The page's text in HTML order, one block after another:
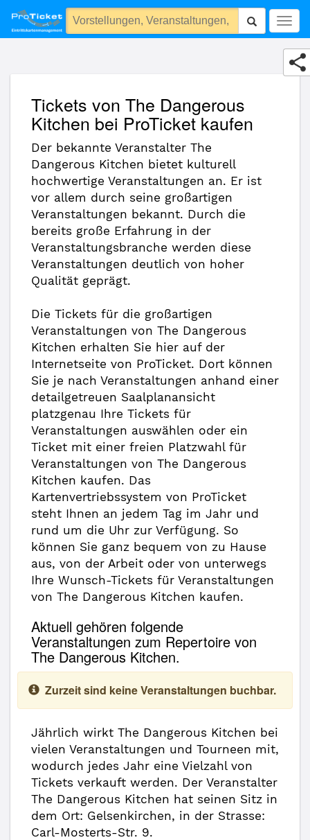
The Dangerous Kitchen
Tickets von The Dangerous
Kitchen bei ProTicket kaufen
Der bekannte Veranstalter The
Dangerous Kitchen bietet kulturell
hochwertige Veranstaltungen an. Er ist
vor allem durch seine großartigen
Veranstaltungen bekannt. Durch die
bereits große Erfahrung in der
Veranstaltungsbranche werden diese
Veranstaltungen deutlich von hoher
Qualität geprägt.
Die Tickets für die großartigen
Veranstaltungen von The Dangerous
Kitchen erhalten Sie hier auf der
Internetseite von ProTicket. Dort können
Sie je nach Veranstaltungen anhand einer
detailgetreuen Saalplanansicht
platzgenau Ihre Tickets für
Veranstaltungen auswählen oder ein
Ticket mit einer freien Platzwahl für
Veranstaltungen von The Dangerous
Kitchen kaufen. Das
Kartenvertriebssystem von ProTicket
steht Ihnen an jedem Tag im Jahr und
rund um die Uhr zur Verfügung. So
können Sie ganz bequem von zu Hause
aus, von der Arbeit oder von unterwegs
Ihre Wunsch-Tickets für Veranstaltungen
von The Dangerous Kitchen kaufen.
Aktuell gehören folgende
Veranstaltungen zum Repertoire von
The Dangerous Kitchen.
Zurzeit sind keine Veranstaltungen buchbar.
Jährlich wirkt The Dangerous Kitchen bei
vielen Veranstaltungen und Tourneen mit,
wodurch jedes Jahr eine Vielzahl von
Tickets verkauft werden. Der Veranstalter
The Dangerous Kitchen hat seinen Sitz in
dem Ort: Gelsenkirchen, in der Strasse:
Carl-Mosterts-Str. 9.